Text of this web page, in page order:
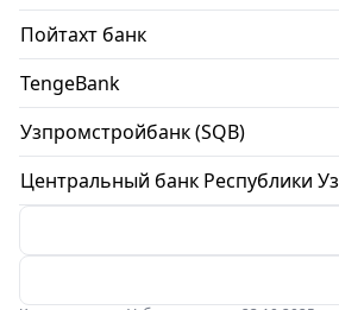
Пойтахт банк
TengeBank
Узпромстройбанк (SQB)
Центральный банк Республики